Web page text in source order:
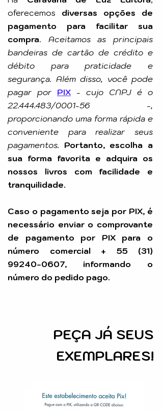
oferecemos diversas opções de
pagamento para facilitar sua
compra. Aceitamos as principais
bandeiras de cartão de crédito e
débito para praticidade e
segurança. Além disso, você pode
pagar por PIX - cujo CNPJ é o
22.444.483/0001-56 -,
proporcionando uma forma rápida e
conveniente para realizar seus
pagamentos. Portanto, escolha a
sua forma favorita e adquira os
nossos livros com facilidade e
tranquilidade.
Caso o pagamento seja por PIX, é
necessário enviar o comprovante
de pagamento por PIX para o
número comercial + 55 (31)
99240-0607, informando o
número do pedido pago.
PEÇA JÁ SEUS
EXEMPLARES!